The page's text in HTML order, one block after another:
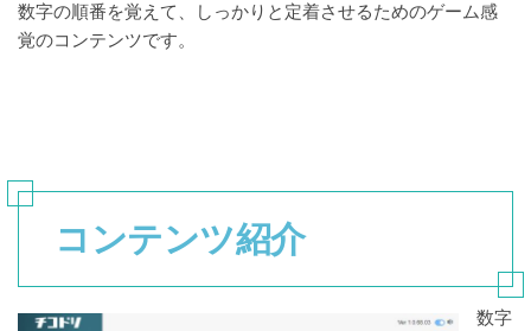
数字の順番を覚えて、しっかりと定着させるためのゲーム感
覚のコンテンツです。
コンテンツ紹介
数字